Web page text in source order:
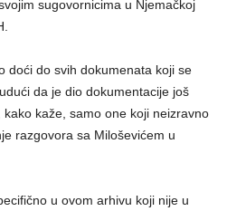
sugovornicima u Njemačkoj
doći do svih dokumenata koji se
da je dio dokumentacije još
kaže, samo one koji neizravno
razgovora sa Miloševićem u
u ovom arhivu koji nije u